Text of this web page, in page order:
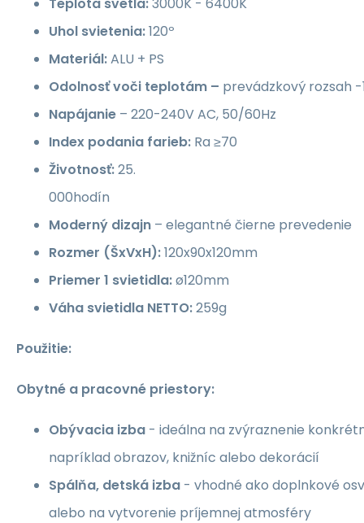
Uhol svietenia:120º
Materiál:ALU + PS
Odolnosť voči teplotám – prevádzkový rozsah -
Napájanie – 220-240V AC, 50/60Hz
Index podania farieb: Ra ≥70
Životnosť:25.
000hodín
Moderný dizajn – elegantné čierne prevedenie
Rozmer (ŠxVxH):120x90x120mm
Priemer 1 svietidla:ø120mm
Váha svietidla NETTO:259g
Použitie:
Obytné a pracovné priestory:
Obývacia izba - ideálna na zvýraznenie
napríklad obrazov, knižníc alebo dekorácií
Spálňa, detská izba - vhodné ako doplnkové
alebo na vytvorenie príjemnej atmosféry